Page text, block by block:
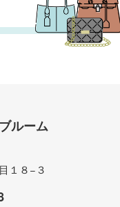
ルーム
１８−３